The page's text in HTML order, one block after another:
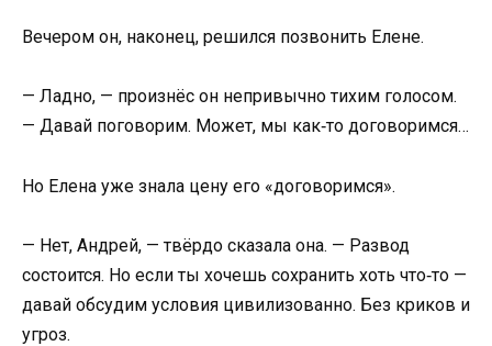
Вечером он, наконец, решился позвонить Елене.
— Ладно, — произнёс он непривычно тихим голосом.
— Давай поговорим. Может, мы как‑то договоримся…
Но Елена уже знала цену его «договоримся».
— Нет, Андрей, — твёрдо сказала она. — Развод
состоится. Но если ты хочешь сохранить хоть что‑то —
давай обсудим условия цивилизованно. Без криков и
угроз.